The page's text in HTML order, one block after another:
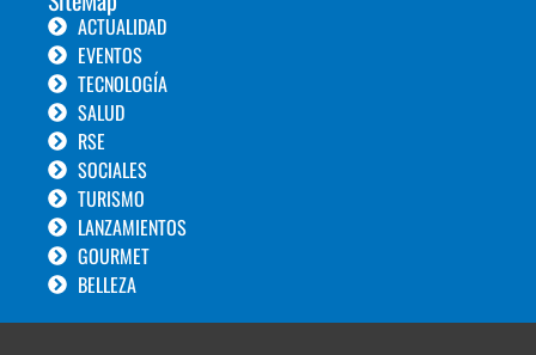
ACTUALIDAD
EVENTOS
TECNOLOGÍA
SALUD
RSE
SOCIALES
TURISMO
LANZAMIENTOS
GOURMET
BELLEZA